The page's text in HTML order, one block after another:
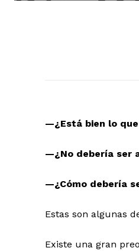
—¿Está bien lo
—¿No debería ser
—¿Cómo debería
Estas son algunas
Existe una gran